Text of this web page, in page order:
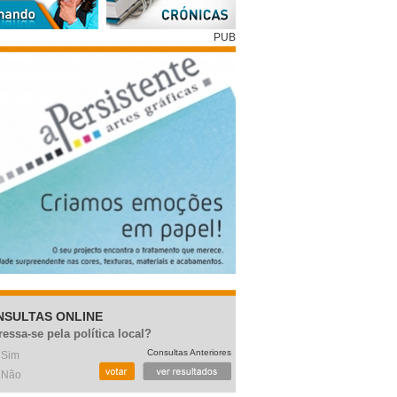
PUB
ONLINE
se pela política local?
Sim
Não
Consultas Anteriores